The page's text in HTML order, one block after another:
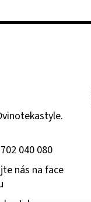
vinotekastyle.
040 080
nás na face